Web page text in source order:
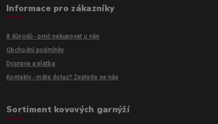
Informace pro zákazníky
8 důvodů - proč nakupovat u nás
Obchodní podmínky
Doprava a platba
Kontakty - máte dotaz? Zeptejte se nás
Sortiment kovových garnýží